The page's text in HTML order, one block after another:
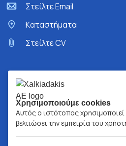
Στείλτε Email
Kαταστήματα
Στείλτε CV
Χρησιμοποιούμε cookies
Αυτός ο ιστότοπος
βελτιώσει την εμπειρία του